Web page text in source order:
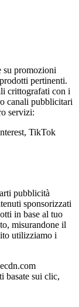
su promozioni
pertinenti.
crittografati con i
canali pubblicitari
servizi:
TikTok
pubblicità
sponsorizzati
in base al tuo
misurandone il
utilizziamo i
basate sui clic,